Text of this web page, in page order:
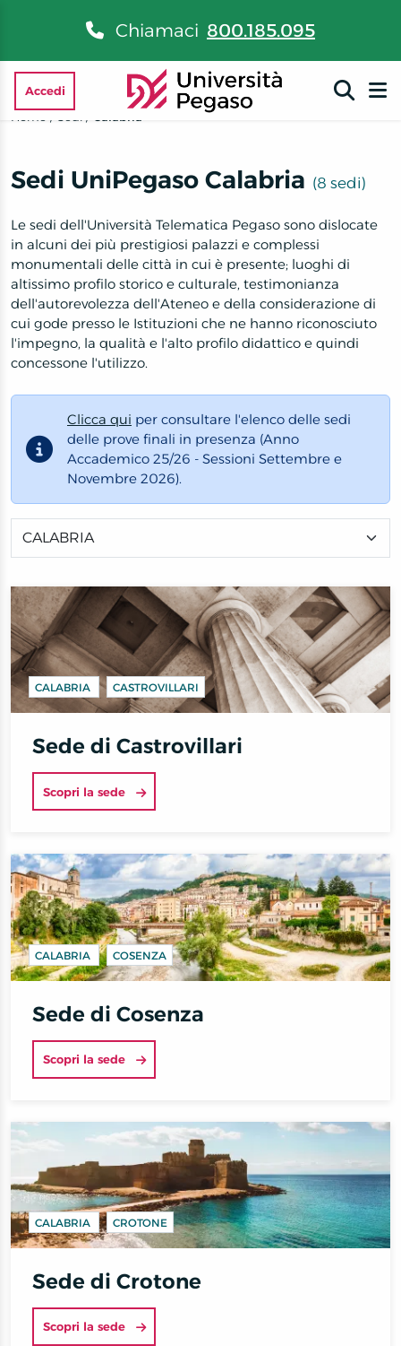
Chiamaci 800.185.095
Accedi
Sedi UniPegaso Calabria (8 sedi)
Le sedi dell'Università Telematica Pegaso sono dislocate
in alcuni dei più prestigiosi palazzi e complessi
monumentali delle città in cui è presente; luoghi di
altissimo profilo storico e culturale, testimonianza
dell'autorevolezza dell'Ateneo e della considerazione di
cui gode presso le Istituzioni che ne hanno riconosciuto
l'impegno, la qualità e l'alto profilo didattico e quindi
concessone l'utilizzo.
Clicca qui per consultare l'elenco delle sedi
delle prove finali in presenza (Anno
Accademico 25/26 - Sessioni Settembre e
Novembre 2026).
CALABRIA CASTROVILLARI
Sede di Castrovillari
Scopri la sede
CALABRIA COSENZA
Sede di Cosenza
Scopri la sede
CALABRIA CROTONE
Sede di Crotone
Scopri la sede